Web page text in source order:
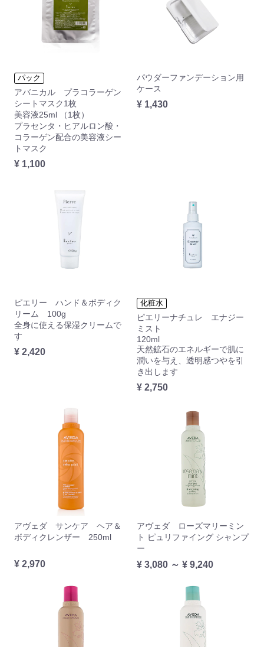
パック
アバニカル プラコラーゲン
シートマスク1枚
美容液25ml （1枚）
プラセンタ・ヒアルロン酸・
コラーゲン配合の美容液シー
トマスク
¥ 1,100
パウダーファンデーション用
ケース
¥ 1,430
ピエリー ハンド＆ボディク
リーム 100g
全身に使える保湿クリームで
す
¥ 2,420
化粧水
ピエリーナチュレ エナジー
ミスト
120ml
天然鉱石のエネルギーで肌に
潤いを与え、透明感つやを引
き出します
¥ 2,750
アヴェダ サンケア ヘア＆
ボディクレンザー 250ml
¥ 2,970
アヴェダ ローズマリーミン
ト ピュリファイング シャンプ
ー
¥ 3,080 ～ ¥ 9,240